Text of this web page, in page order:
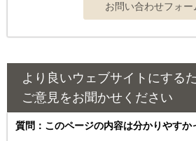
より良いウェブサイトにする
ご意見をお聞かせください
質問：このページの内容は分かりやすか